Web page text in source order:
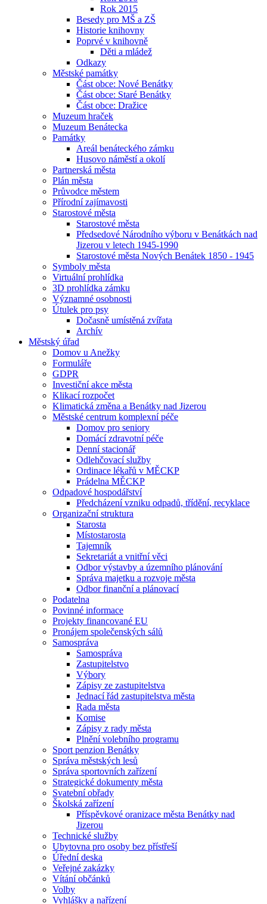
Rok 2015
Besedy pro MŠ a ZŠ
Historie knihovny
Poprvé v knihovně
Děti a mládež
Odkazy
Městské památky
Část obce: Nové Benátky
Část obce: Staré Benátky
Část obce: Dražice
Muzeum hraček
Muzeum Benátecka
Památky
Areál benáteckého zámku
Husovo náměstí a okolí
Partnerská města
Plán města
Průvodce městem
Přírodní zajímavosti
Starostové města
Starostové města
Předsedové Národního výboru v Benátkách nad
Jizerou v letech 1945-1990
Starostové města Nových Benátek 1850 - 1945
Symboly města
Virtuální prohlídka
3D prohlídka zámku
Významné osobnosti
Útulek pro psy
Dočasně umístěná zvířata
Archív
Městský úřad
Domov u Anežky
Formuláře
GDPR
Investiční akce města
Klikací rozpočet
Klimatická změna a Benátky nad Jizerou
Městské centrum komplexní péče
Domov pro seniory
Domácí zdravotní péče
Denní stacionář
Odlehčovací služby
Ordinace lékařů v MĚCKP
Prádelna MĚCKP
Odpadové hospodářství
Předcházení vzniku odpadů, třídění, recyklace
Organizační struktura
Starosta
Místostarosta
Tajemník
Sekretariát a vnitřní věci
Odbor výstavby a územního plánování
Správa majetku a rozvoje města
Odbor finanční a plánovací
Podatelna
Povinné informace
Projekty financované EU
Pronájem společenských sálů
Samospráva
Samospráva
Zastupitelstvo
Výbory
Zápisy ze zastupitelstva
Jednací řád zastupitelstva města
Rada města
Komise
Zápisy z rady města
Plnění volebního programu
Sport penzion Benátky
Správa městských lesů
Správa sportovních zařízení
Strategické dokumenty města
Svatební obřady
Školská zařízení
Příspěvkové oranizace města Benátky nad
Jizerou
Technické služby
Ubytovna pro osoby bez přístřeší
Úřední deska
Veřejné zakázky
Vítání občánků
Volby
Vyhlášky a nařízení